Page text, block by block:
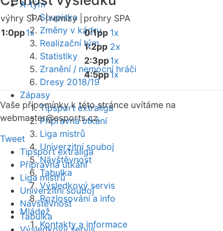
A-tým
Soupiska
Změny v kádru
Realizační tým
Statistiky
Zranění / nemocní hráči
Dresy 2018/19
Zápasy
Tipsport extraliga
Přípravná utkání
Liga mistrů
Univerzitní souboj
Návštěvnost
Tabulka
Výsledkový servis
Rozlosování a info
Mládež
Kontakty a informace
výhry SPA |remízy |
prohry SPA
1:0pp1x 0:1pp 1x
1:2pp 2x
2:3pp1x
4:5pp1x
Vaše připomínky k této stránce uvítáme na
webmaster@esports.cz.
Tweet
Tipsport extraliga
Přípravná utkání
Liga mistrů
Univerzitní souboj
Návštěvnost
Tabulka